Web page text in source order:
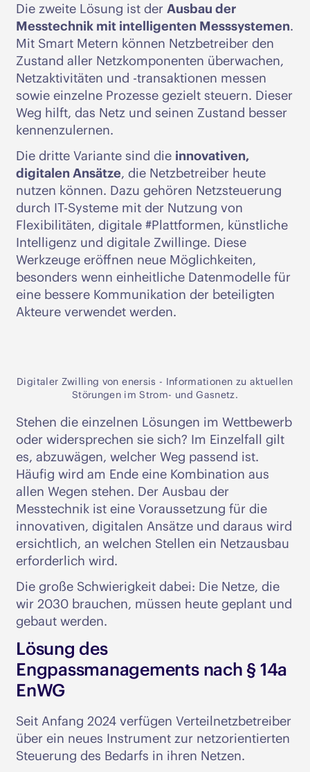
Die zweite Lösung ist derAusbau der
Messtechnik mit intelligenten Messsystemen.
Mit Smart Metern können Netzbetreiber den
Zustand aller Netzkomponenten überwachen,
Netzaktivitäten und -transaktionen messen
sowie einzelne Prozesse gezielt steuern. Dieser
Weg hilft, das Netz und seinen Zustand besser
kennenzulernen.
Die dritte Variante sind die innovativen,
digitalen Ansätze, die Netzbetreiber heute
nutzen können. Dazu gehören Netzsteuerung
durch IT-Systeme mit der Nutzung von
Flexibilitäten, digitale #Plattformen, künstliche
Intelligenz und digitale Zwillinge. Diese
Werkzeuge eröffnen neue Möglichkeiten,
besonders wenn einheitliche Datenmodelle für
eine bessere Kommunikation der beteiligten
Akteure verwendet werden.
Digitaler Zwilling von enersis - Informationen zu aktuellen
Störungen im Strom- und Gasnetz.
Stehen die einzelnen Lösungen im Wettbewerb
oder widersprechen sie sich? Im Einzelfall gilt
es, abzuwägen, welcher Weg passend ist.
Häufig wird am Ende eine Kombination aus
allen Wegen stehen. Der Ausbau der
Messtechnik ist eine Voraussetzung für die
innovativen, digitalen Ansätze und daraus wird
ersichtlich, an welchen Stellen ein Netzausbau
erforderlich wird.
Die große Schwierigkeit dabei: Die Netze, die
wir 2030 brauchen, müssen heute geplant und
gebaut werden.
Lösung des
Engpassmanagements nach § 14a
EnWG
Seit Anfang 2024 verfügen Verteilnetzbetreiber
über ein neues Instrument zur netzorientierten
Steuerung des Bedarfs in ihren Netzen.